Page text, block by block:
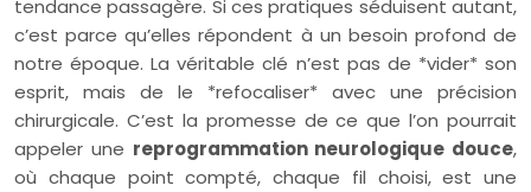
tendance passagère. Si ces pratiques séduisent autant,
c’est parce qu’elles répondent à un besoin profond de
notre époque. La véritable clé n’est pas de *vider* son
esprit, mais de le *refocaliser* avec une précision
chirurgicale. C’est la promesse de ce que l’on pourrait
appeler une reprogrammation neurologique douce,
où chaque point compté, chaque fil choisi, est une